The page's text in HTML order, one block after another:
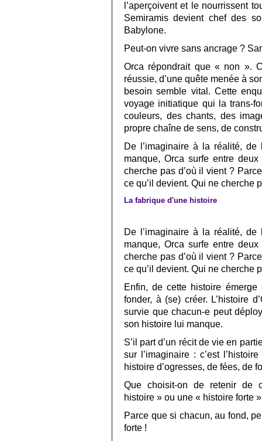
l’aperçoivent et le nourrissent
Semiramis devient chef des
Babylone.
Peut-on vivre sans ancrage ?
Orca répondrait que « non ».
réussie, d’une quête menée à
besoin semble vital. Cette
voyage initiatique qui la trans-
couleurs, des chants, des
propre chaîne de sens, de
De l’imaginaire à la réalité,
manque, Orca surfe entre
cherche pas d’où il vient ?
ce qu’il devient. Qui ne cherche
La fabrique d'une histoire
De l’imaginaire à la réalité,
manque, Orca surfe entre
cherche pas d’où il vient ?
ce qu’il devient. Qui ne cherche
Enfin, de cette histoire
fonder, à (se) créer. L’histoire
survie que chacun-e peut
son histoire lui manque.
S’il part d’un récit de vie en
sur l’imaginaire : c’est
histoire d’ogresses, de fées, de
Que choisit-on de retenir de
histoire » ou une « histoire forte
Parce que si chacun, au fond,
forte !